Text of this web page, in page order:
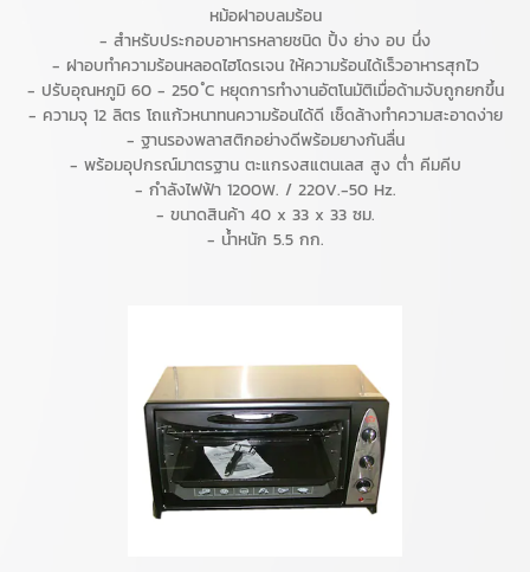
หม้อฝาอบลมร้อน
- สำหรับประกอบอาหารหลายชนิด ปิ้ง ย่าง อบ นึ่ง
- ฝาอบทำความร้อนหลอดไฮโดรเจน ให้ความร้อนได้เร็วอาหารสุกไว
- ปรับอุณหภูมิ 60 - 250 ํC หยุดการทำงานอัตโนมัติเมื่อด้ามจับถูกยกขึ้น
- ความจุ 12 ลิตร โถแก้วหนาทนความร้อนได้ดี เช็ดล้างทำความสะอาดง่าย
- ฐานรองพลาสติกอย่างดีพร้อมยางกันลื่น
- พร้อมอุปกรณ์มาตรฐาน ตะแกรงสแตนเลส สูง ต่ำ คีมคีบ
- กำลังไฟฟ้า 1200W. / 220V.-50 Hz.
- ขนาดสินค้า 40 x 33 x 33 ซม.
- น้ำหนัก 5.5 กก.